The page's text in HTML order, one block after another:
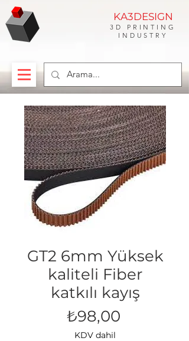
KA3DESIGN
3D PRINTING
INDUSTRY
GT2 6mm Yüksek
kaliteli Fiber
katkılı kayış
₺98,00
KDV dahil